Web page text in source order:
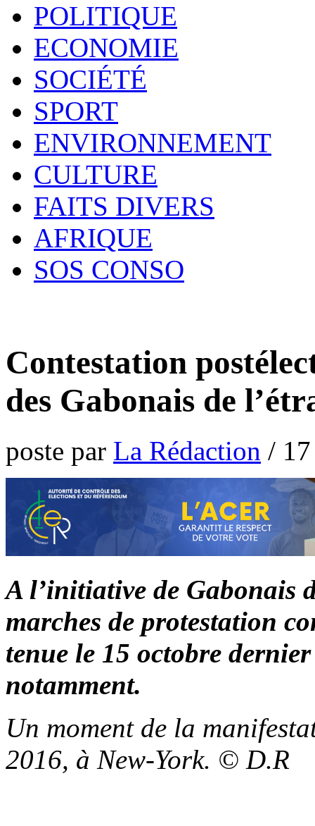
POLITIQUE
ECONOMIE
SOCIÉTÉ
SPORT
ENVIRONNEMENT
CULTURE
FAITS DIVERS
AFRIQUE
SOS CONSO
Contestation
des Gabonais de
poste par La Rédaction /
A l’initiative de Gabonais
marches de protestation
tenue le 15 octobre
notamment.
Un moment de la
2016, à New-York. © D.R